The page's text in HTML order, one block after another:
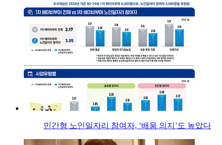
민간형 노인일자리 참여자, ‘배움 의지’도 높았다